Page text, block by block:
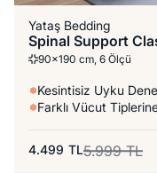
Yataş Bedding
Spinal Support
90x190 cm, 6 Ölçü
Kesintisiz Uyku
Farklı Vücut
5.999 TL
4.499 TL